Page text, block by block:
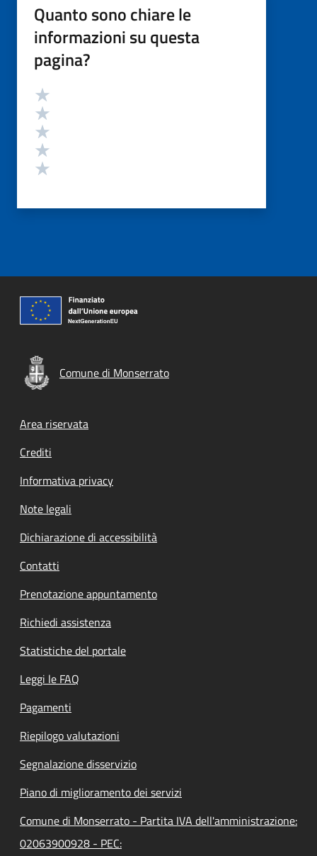
Quanto sono chiare le
informazioni su questa
pagina?
Valutazione
Comune di Monserrato
Footer menu
Area riservata
Crediti
Informativa privacy
Note legali
Dichiarazione di accessibilità
Contatti
Prenotazione appuntamento
Richiedi assistenza
Statistiche del portale
Leggi le FAQ
Pagamenti
Riepilogo valutazioni
Segnalazione disservizio
Piano di miglioramento dei servizi
Comune di Monserrato - Partita IVA dell'amministrazione:
02063900928 - PEC: